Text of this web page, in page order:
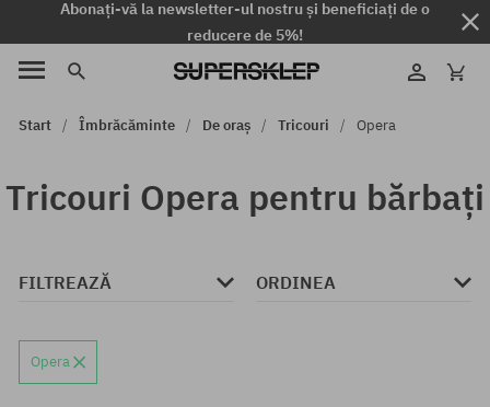
Abonați-vă la newsletter-ul nostru și beneficiați de o
reducere de 5%!
Start Îmbrăcăminte De oraș Tricouri Opera
Tricouri Opera pentru bărbați
FILTREAZĂ ORDINEA
Opera